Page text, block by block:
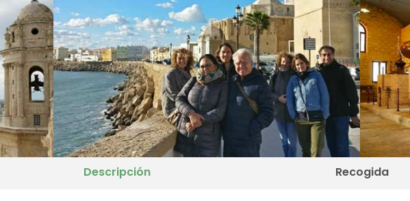
Descripción Recogida